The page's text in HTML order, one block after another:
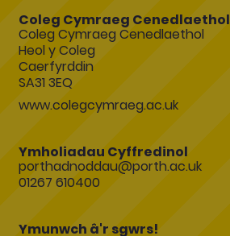
Coleg Cymraeg Cenedlaethol
Coleg Cymraeg Cenedlaethol
Heol y Coleg
Caerfyrddin
SA31 3EQ
www.colegcymraeg.ac.uk
Ymholiadau Cyffredinol
porthadnoddau@porth.ac.uk
01267 610400
Ymunwch â'r sgwrs!